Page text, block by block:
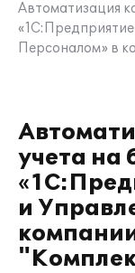
Автоматизация
Персоналом» в
учета на
и